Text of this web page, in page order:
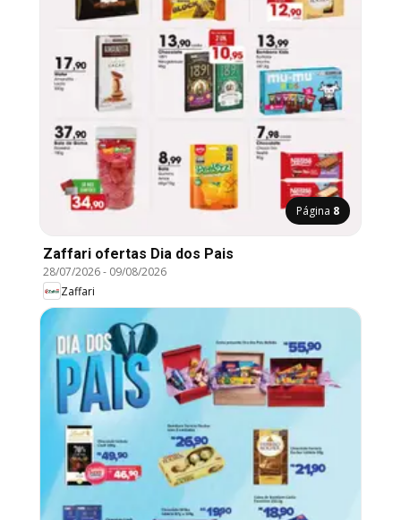
Página 8
Zaffari ofertas Dia dos Pais
28/07/2026- 09/08/2026
Zaffari